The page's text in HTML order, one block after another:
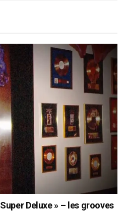
Deluxe » – les grooves